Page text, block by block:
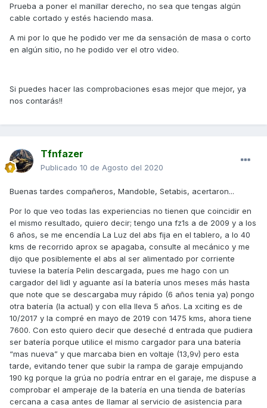
Prueba a poner el manillar derecho, no sea que tengas algún
cable cortado y estés haciendo masa.
A mi por lo que he podido ver me da sensación de masa o corto
en algún sitio, no he podido ver el otro video.
Si puedes hacer las comprobaciones esas mejor que mejor, ya
nos contarás!!
Tfnfazer
Publicado 10 de Agosto del 2020
Buenas tardes compañeros, Mandoble, Setabis, acertaron...
Por lo que veo todas las experiencias no tienen que coincidir en
el mismo resultado, quiero decir; tengo una fz1s a de 2009 y a los
6 años, se me encendía La Luz del abs fija en el tablero, a lo 40
kms de recorrido aprox se apagaba, consulte al mecánico y me
dijo que posiblemente el abs al ser alimentado por corriente
tuviese la batería Pelin descargada, pues me hago con un
cargador del lidl y aguante así la batería unos meses más hasta
que note que se descargaba muy rápido (6 años tenia ya) pongo
otra batería (la actual) y con ella lleva 5 años. La xciting es de
10/2017 y la compré en mayo de 2019 con 1475 kms, ahora tiene
7600. Con esto quiero decir que deseché d entrada que pudiera
ser batería porque utilice el mismo cargador para una batería
“mas nueva” y que marcaba bien en voltaje (13,9v) pero esta
tarde, evitando tener que subir la rampa de garaje empujando
190 kg porque la grúa no podría entrar en el garaje, me dispuse a
comprobar el amperaje de la batería en una tienda de baterías
cercana a casa antes de llamar al servicio de asistencia para